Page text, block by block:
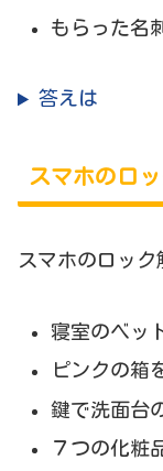
もらった名
答えは
スマホのロ
スマホのロック
寝室のベッ
ピンクの箱
鍵で洗面台
７つの化粧